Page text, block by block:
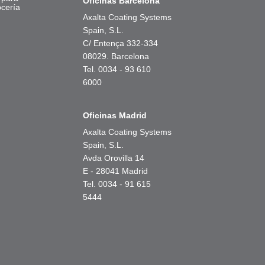
Axalta Coating Systems
Spain, S.L.
C/ Entença 332-334
08029. Barcelona
Tel. 0034 - 93 610
6000
Oficinas Madrid
Axalta Coating Systems
Spain, S.L.
Avda Orovilla 14
E - 28041 Madrid
Tel. 0034 - 91 615
5444